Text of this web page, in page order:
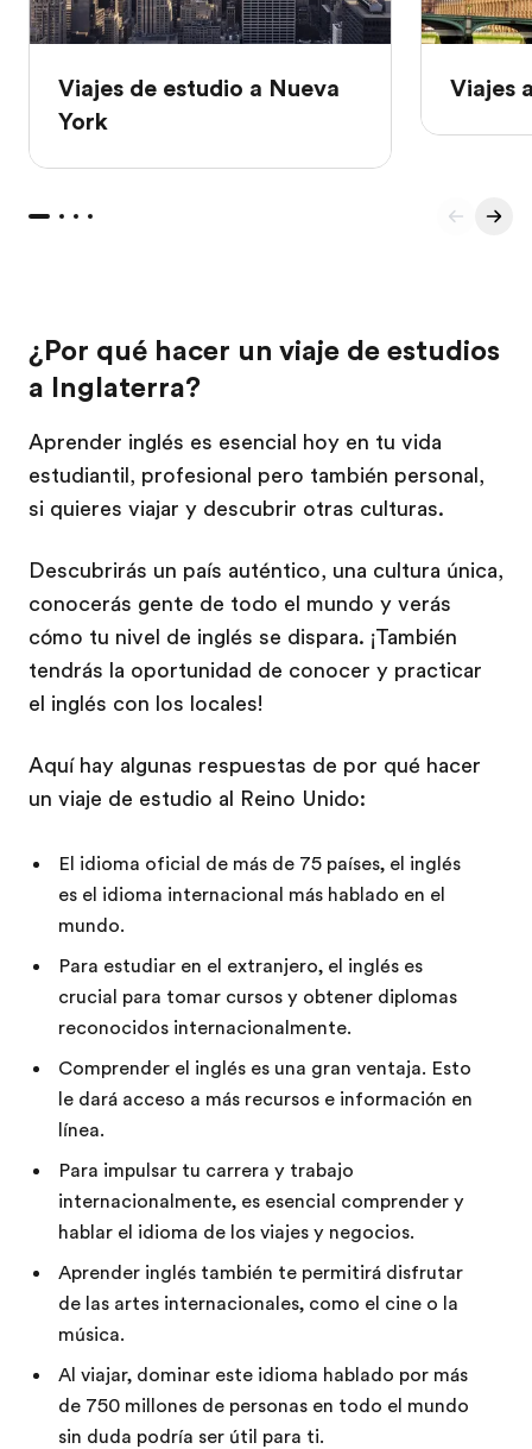
Viajes de estudio a Nueva
York
Viajes
¿Por qué hacer un viaje de estudios
a Inglaterra?
Aprender inglés es esencial hoy en tu vida
estudiantil, profesional pero también personal,
si quieres viajar y descubrir otras culturas.
Descubrirás un país auténtico, una cultura única,
conocerás gente de todo el mundo y verás
cómo tu nivel de inglés se dispara. ¡También
tendrás la oportunidad de conocer y practicar
el inglés con los locales!
Aquí hay algunas respuestas de por qué hacer
un viaje de estudio al Reino Unido:
El idioma oficial de más de 75 países, el inglés
es el idioma internacional más hablado en el
mundo.
Para estudiar en el extranjero, el inglés es
crucial para tomar cursos y obtener diplomas
reconocidos internacionalmente.
Comprender el inglés es una gran ventaja. Esto
le dará acceso a más recursos e información en
línea.
Para impulsar tu carrera y trabajo
internacionalmente, es esencial comprender y
hablar el idioma de los viajes y negocios.
Aprender inglés también te permitirá disfrutar
de las artes internacionales, como el cine o la
música.
Al viajar, dominar este idioma hablado por más
de 750 millones de personas en todo el mundo
sin duda podría ser útil para ti.